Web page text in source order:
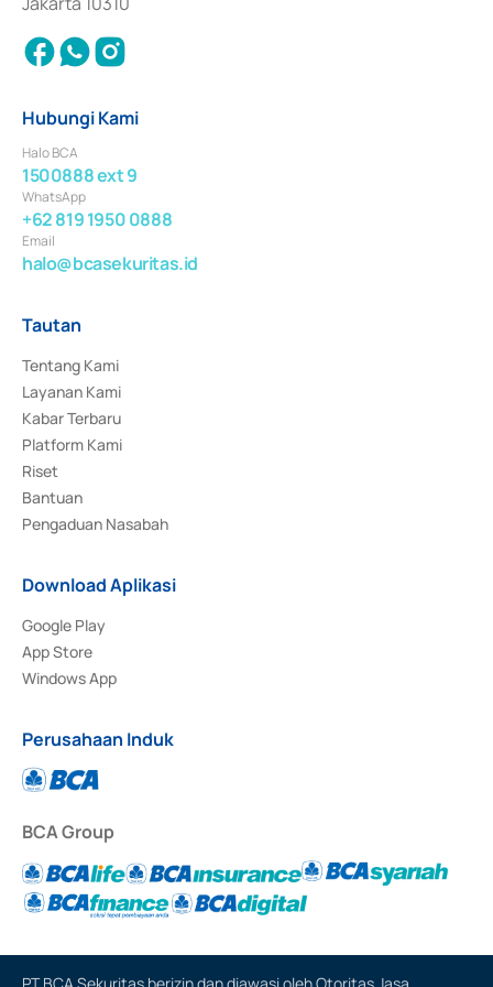
Hubungi Kami
Halo BCA
1500888 ext 9
WhatsApp
+62 819 1950 0888
Email
halo@bcasekuritas.id
Tautan
Tentang Kami
Layanan Kami
Kabar Terbaru
Platform Kami
Riset
Bantuan
Pengaduan Nasabah
Download Aplikasi
Google Play
App Store
Windows App
Perusahaan Induk
BCA Group